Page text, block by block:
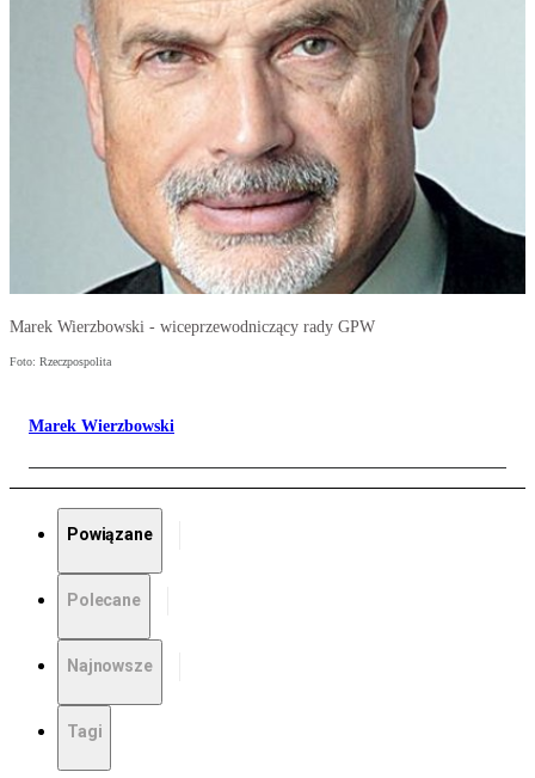
Marek Wierzbowski - wiceprzewodniczący rady GPW
Foto: Rzeczpospolita
Marek Wierzbowski
Powiązane
Polecane
Najnowsze
Tagi